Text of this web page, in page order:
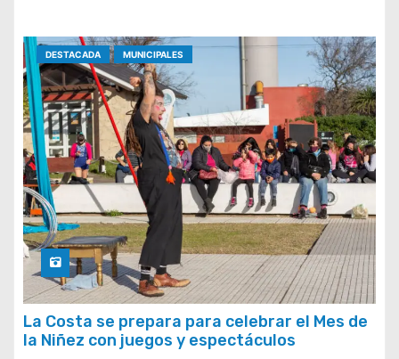
DESTACADA MUNICIPALES
La Costa se prepara para celebrar el Mes de
la Niñez con juegos y espectáculos